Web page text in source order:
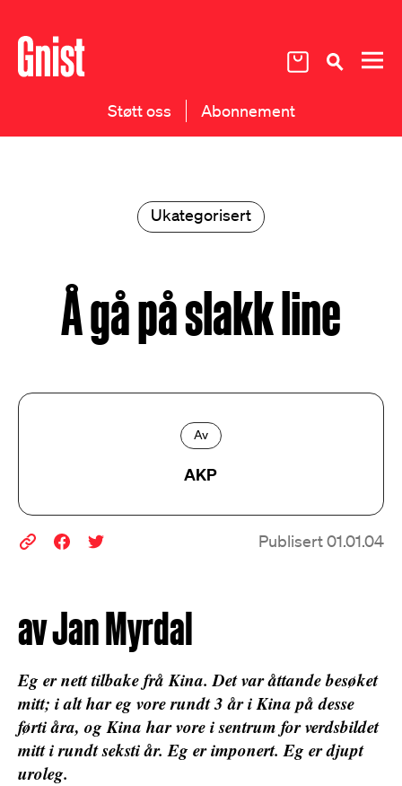
Støtt oss Abonnement
Ukategorisert
Å gå på slakk line
Av
AKP
Publisert 01.01.04
av Jan Myrdal
Eg er nett tilbake frå Kina. Det var åttande besøket
mitt; i alt har eg vore rundt 3 år i Kina på desse
førti åra, og Kina har vore i sentrum for verdsbildet
mitt i rundt seksti år. Eg er imponert. Eg er djupt
uroleg.